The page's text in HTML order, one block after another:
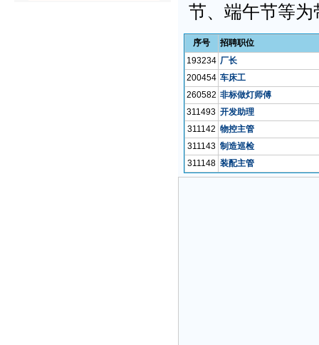
节、端午节等为
序号
招聘职位
193234 厂长
200454 车床工
260582 非标做灯师傅
311493 开发助理
311142 物控主管
311143 制造巡检
311148 装配主管